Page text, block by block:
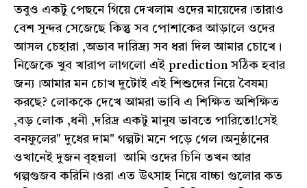
তবুও একটু পেছনে গিয়ে দেখলাম ওদের মায়েদের।তারাও
বেশ সুন্দর সেজেছে কিন্তু সব পোশাকের আড়ালে ওদের
আসল চেহারা ,অভাব দারিদ্র্য সব ধরা দিল আমার চোখে।
নিজেকে খুব খারাপ লাগলো এই prediction সঠিক হবার
জন‍্য।আমার মন চোখ দুটোই এই শিশুদের নিয়ে বৈষম্য
করছে? লোককে দেখে আমরা ভাবি এ শিক্ষিত অশিক্ষিত
,বড় লোক ,ধনী ,দরিদ্র একটু মানুষ ভাবতে পারিতো!সেই
বনফুলের" দুধের দাম" গল্পটা মনে পড়ে গেল।অনুষ্ঠানের
ওখানেই দুজন বৃহন্নলা আমি ওদের চিনি তখন আর
গল্পগুজব করিনি।ওরা এত উৎসাহ নিয়ে বাচ্চা গুলোর কত